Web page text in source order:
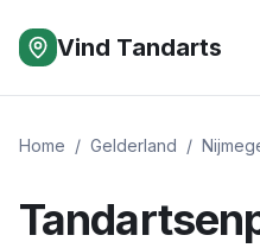
Vind Tandarts
Home / Gelderland /